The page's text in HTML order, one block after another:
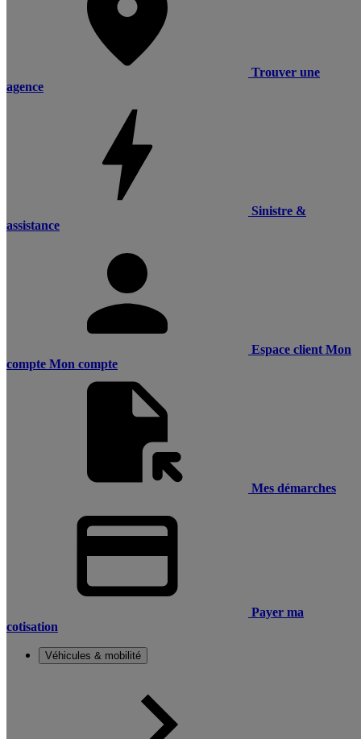
Trouver une
agence
Sinistre &
assistance
Espace client Mon
compte Mon compte
Mes démarches
Payer ma
cotisation
Véhicules & mobilité